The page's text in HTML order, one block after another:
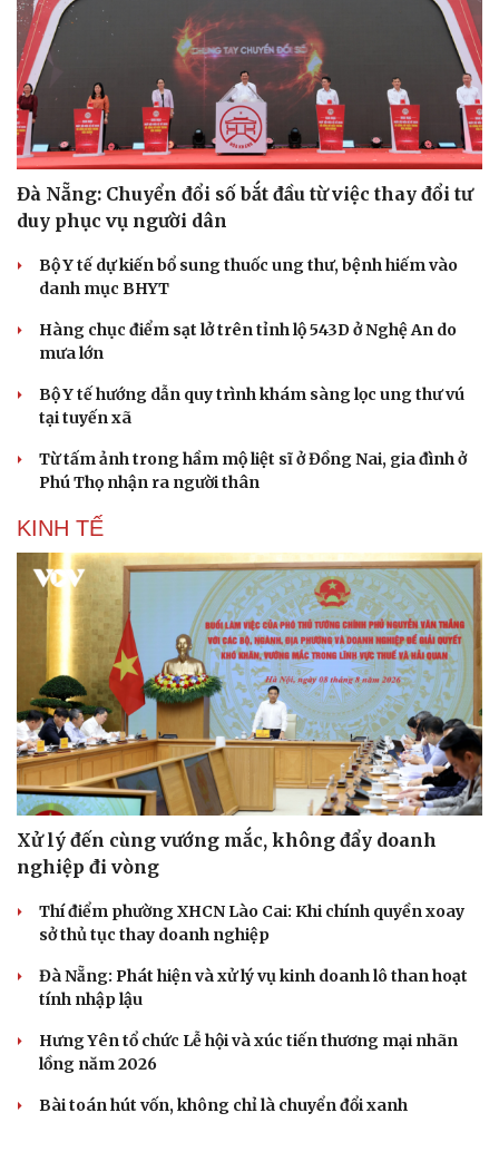
Văn hóa
Sân khấu - Điện ảnh
Văn học
Âm nhạc
Giải trí
Thời trang
Đà Nẵng: Chuyển đổi số bắt đầu từ việc thay đổi tư
duy phục vụ người dân
Bộ Y tế dự kiến bổ sung thuốc ung thư, bệnh hiếm vào
danh mục BHYT
Hàng chục điểm sạt lở trên tỉnh lộ 543D ở Nghệ An do
mưa lớn
Bộ Y tế hướng dẫn quy trình khám sàng lọc ung thư vú
tại tuyến xã
Từ tấm ảnh trong hầm mộ liệt sĩ ở Đồng Nai, gia đình ở
Phú Thọ nhận ra người thân
KINH TẾ
Xử lý đến cùng vướng mắc, không đẩy doanh
nghiệp đi vòng
Thí điểm phường XHCN Lào Cai: Khi chính quyền xoay
sở thủ tục thay doanh nghiệp
Đà Nẵng: Phát hiện và xử lý vụ kinh doanh lô than hoạt
tính nhập lậu
Hưng Yên tổ chức Lễ hội và xúc tiến thương mại nhãn
lồng năm 2026
Bài toán hút vốn, không chỉ là chuyển đổi xanh